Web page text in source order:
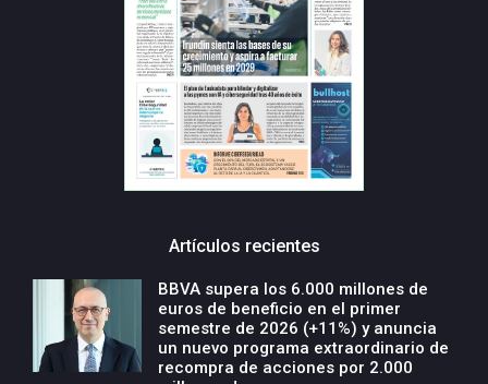
Artículos recientes
BBVA supera los 6.000 millones de
euros de beneficio en el primer
semestre de 2026 (+11%) y anuncia
un nuevo programa extraordinario de
recompra de acciones por 2.000